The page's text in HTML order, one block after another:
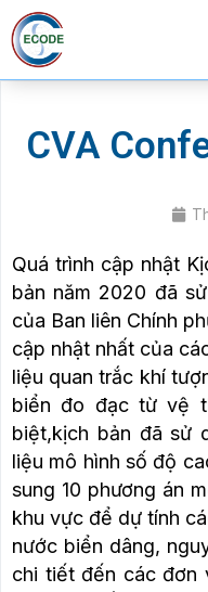
CVA
Quá trình cập nhật
bản năm 2020 đã
của Ban liên Chính
cập nhật nhất của
liệu quan trắc khí
biển đo đạc từ vệ
biệt,kịch bản đã sử
liệu mô hình số độ
sung 10 phương án
khu vực để dự tính
nước biển dâng,
chi tiết đến các đơn